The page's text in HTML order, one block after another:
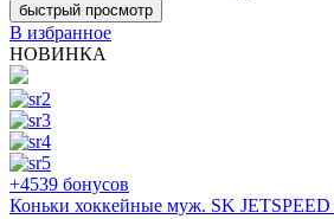
быстрый просмотр
В избранное
НОВИНКА
+4539 бонусов
Коньки хоккейные муж. SK JETSPEED